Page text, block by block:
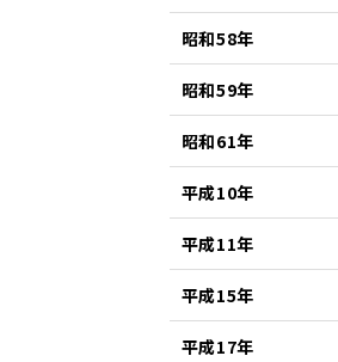
昭和58年
昭和59年
昭和61年
平成10年
平成11年
平成15年
平成17年